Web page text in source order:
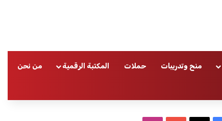
منح وتدريبات حملات المكتبة الرقمية من نحن